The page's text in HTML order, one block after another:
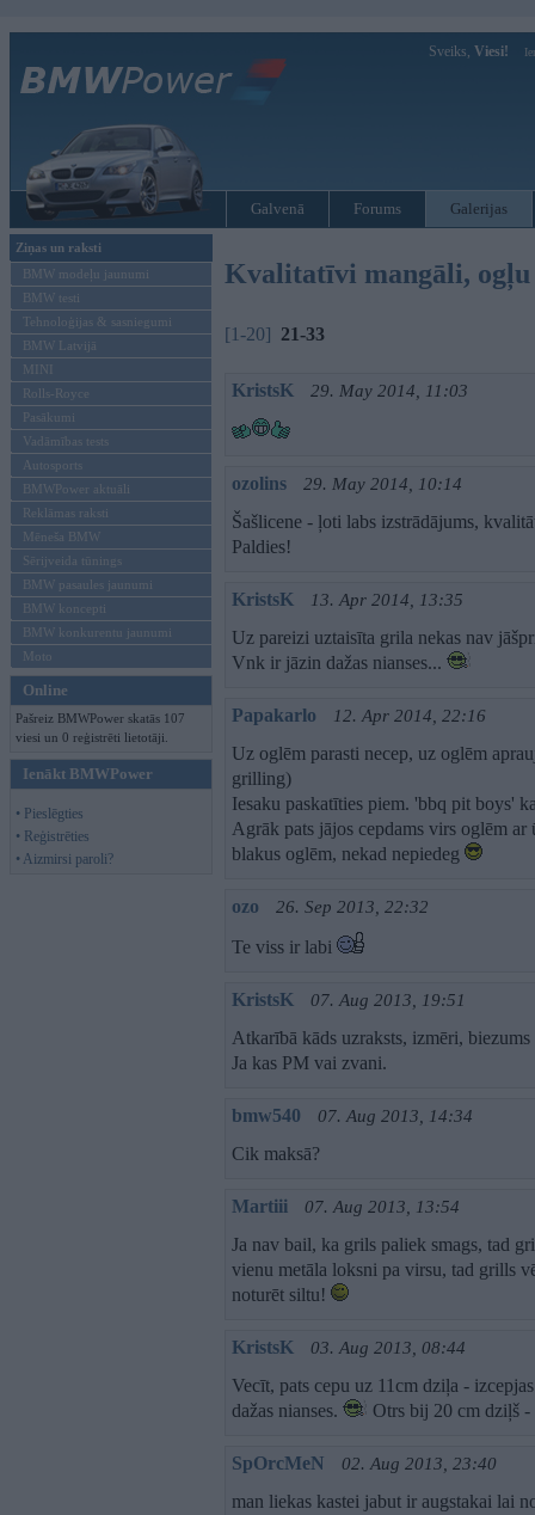
Sveiks, Viesi!
Galvenā Forums Galerijas
Ziņas un raksti
BMW modeļu jaunumi
BMW testi
Tehnoloģijas & sasniegumi
BMW Latvijā
MINI
Rolls-Royce
Pasākumi
Vadāmības tests
Autosports
BMWPower aktuāli
Reklāmas raksti
Mēneša BMW
Sērijveida tūnings
BMW pasaules jaunumi
BMW koncepti
BMW konkurentu jaunumi
Moto
Online
Pašreiz BMWPower skatās 107
viesi un 0 reģistrēti lietotāji.
Ienākt BMWPower
• Pieslēgties
• Reģistrēties
• Aizmirsi paroli?
Kvalitatīvi mangāli,
[1-20] 21-33
KristsK 29. May 2014, 11:03
ozolins 29. May 2014, 10:14
Šašlicene - ļoti labs izstrādājums,
Paldies!
KristsK 13. Apr 2014, 13:35
Uz pareizi uztaisīta grila nekas nav
Vnk ir jāzin dažas nianses...
Papakarlo 12. Apr 2014, 22:16
Uz oglēm parasti necep, uz oglēm
grilling)
Iesaku paskatīties piem. 'bbq pit boys'
Agrāk pats jājos cepdams virs oglēm
blakus oglēm, nekad nepiedeg
ozo 26. Sep 2013, 22:32
Te viss ir labi
KristsK 07. Aug 2013, 19:51
Atkarībā kāds uzraksts, izmēri, biezums
Ja kas PM vai zvani.
bmw540 07. Aug 2013, 14:34
Cik maksā?
Martiii 07. Aug 2013, 13:54
Ja nav bail, ka grils paliek smags, tad
vienu metāla loksni pa virsu, tad grills
noturēt siltu!
KristsK 03. Aug 2013, 08:44
Vecīt, pats cepu uz 11cm dziļa -
dažas nianses.
Otrs bij 20 cm dziļš
SpOrcMeN 02. Aug 2013, 23:40
man liekas kastei jabut ir augstakai lai